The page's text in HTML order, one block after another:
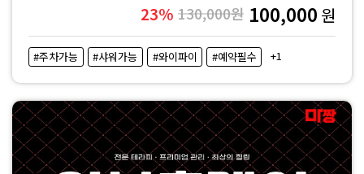
23% 130,000원 100,000 원
#주차가능 #샤워가능 #와이파이 #예약필수 +1